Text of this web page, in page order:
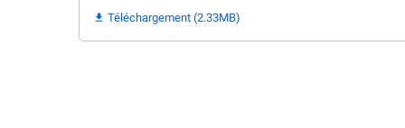
 Téléchargement (2.33MB)